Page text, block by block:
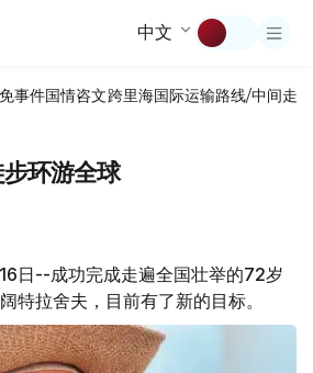
中文
事件国情咨文跨里海国际运输路线/中间走廊
环游全球
日--成功完成走遍全国壮举的72岁
特拉舍夫，目前有了新的目标。